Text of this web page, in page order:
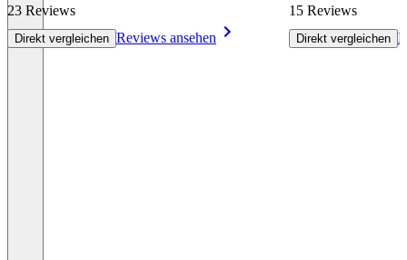
23 Reviews
Direkt vergleichen Reviews ansehen
15 Reviews
Direkt vergleichen